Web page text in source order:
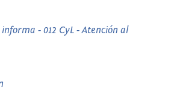
- 012 CyL - Atención al